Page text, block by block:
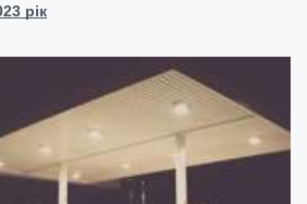
рік